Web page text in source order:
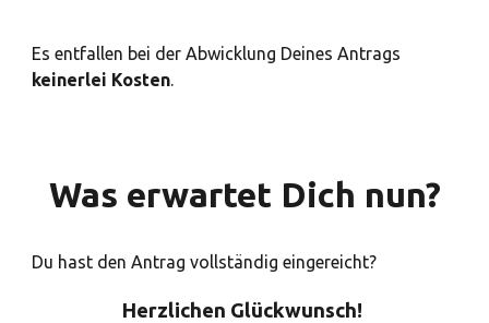
Es entfallen bei der Abwicklung Deines Antrags
keinerlei Kosten.
Was erwartet Dich nun?
Du hast den Antrag vollständig eingereicht?
Herzlichen Glückwunsch!